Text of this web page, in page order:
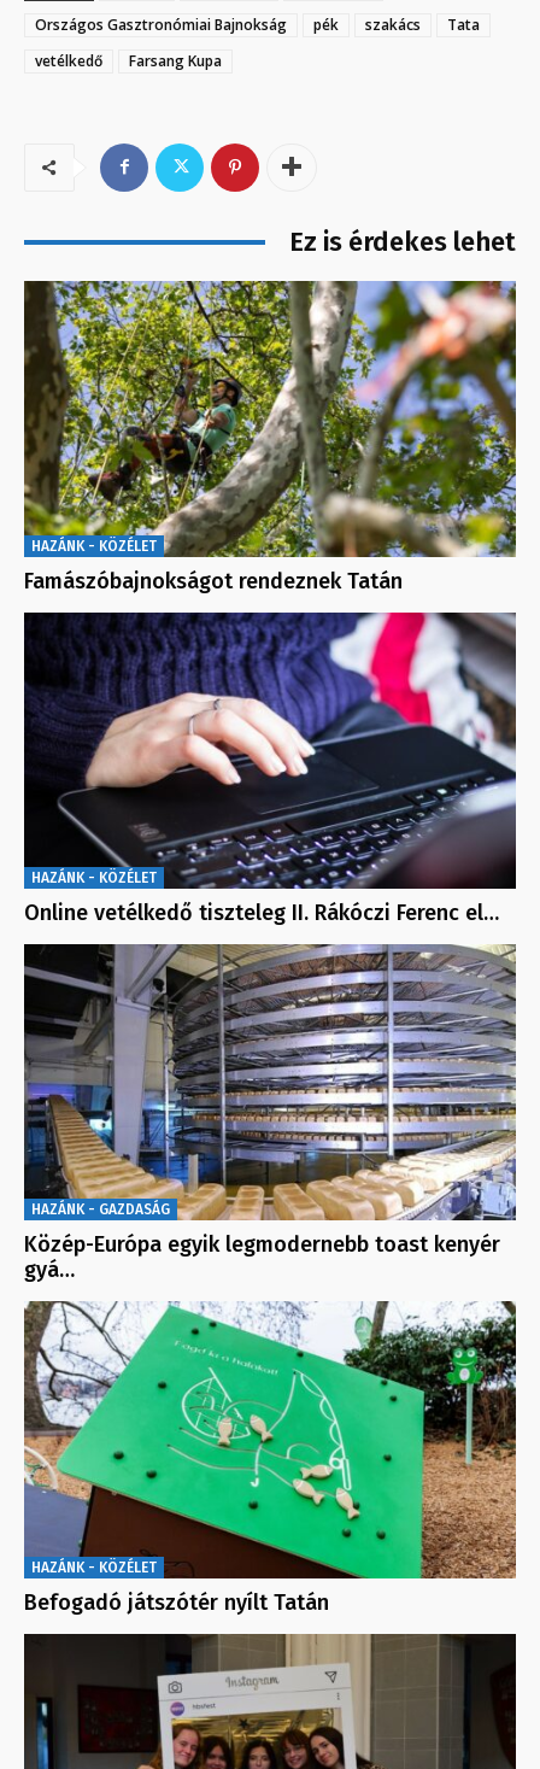
Országos Gasztronómiai Bajnokság
pék szakács
Tata
vetélkedő
Farsang Kupa
Ez is érdekes lehet
HAZÁNK - KÖZÉLET
Famászóbajnokságot rendeznek Tatán
HAZÁNK - KÖZÉLET
Online vetélkedő tiszteleg II. Rákóczi Ferenc el…
HAZÁNK - GAZDASÁG
Közép-Európa egyik legmodernebb toast kenyér
gyá…
HAZÁNK - KÖZÉLET
Befogadó játszótér nyílt Tatán